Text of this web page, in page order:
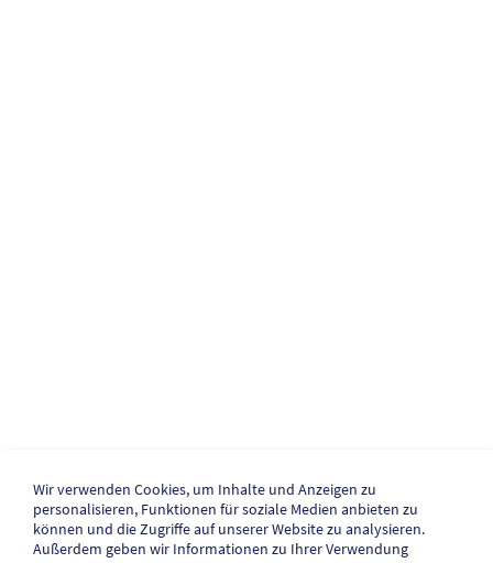
Wir verwenden Cookies, um Inhalte und Anzeigen zu
personalisieren, Funktionen für soziale Medien anbieten zu
können und die Zugriffe auf unserer Website zu analysieren.
Außerdem geben wir Informationen zu Ihrer Verwendung